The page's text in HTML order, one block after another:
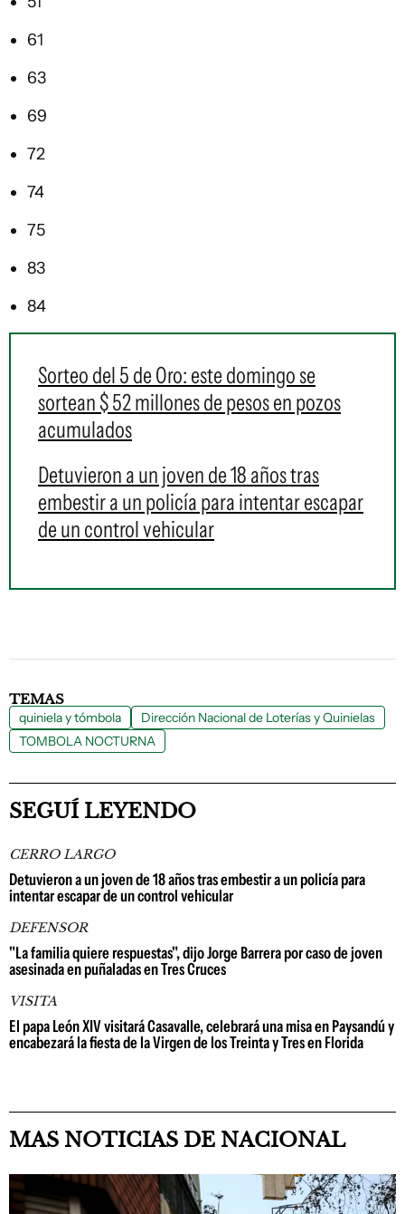
61
63
69
72
74
75
83
84
Sorteo del 5 de Oro: este domingo se
sortean $ 52 millones de pesos en pozos
acumulados
Detuvieron a un joven de 18 años tras
embestir a un policía para intentar escapar
de un control vehicular
TEMAS
quiniela y tómbola
Dirección Nacional de Loterías y Quinielas
TOMBOLA NOCTURNA
SEGUÍ LEYENDO
CERRO LARGO
Detuvieron a un joven de 18 años tras embestir a un policía para
intentar escapar de un control vehicular
DEFENSOR
"La familia quiere respuestas", dijo Jorge Barrera por caso de joven
asesinada en puñaladas en Tres Cruces
VISITA
El papa León XIV visitará Casavalle, celebrará una misa en Paysandú y
encabezará la fiesta de la Virgen de los Treinta y Tres en Florida
MAS NOTICIAS DE NACIONAL